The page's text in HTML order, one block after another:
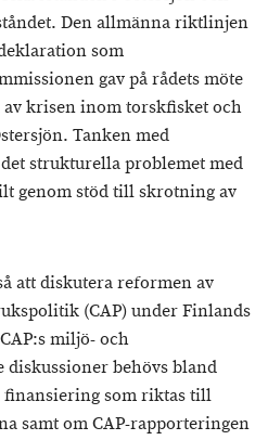
Den allmänna riktlinjen
som
gav på rådets möte
krisen inom torskfisket och
Tanken med
strukturella problemet med
genom stöd till skrotning av
att diskutera reformen av
(CAP) under Finlands
miljö- och
behövs bland
finansiering som riktas till
samt om CAP-rapporteringen